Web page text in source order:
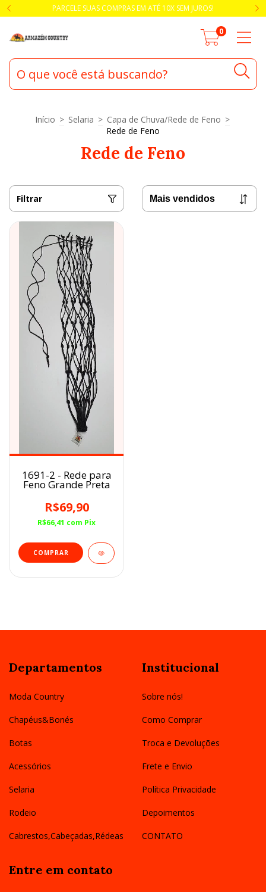
PARCELE SUAS COMPRAS EM ATÉ 10X SEM JUROS!
0
Início > Selaria > Capa de Chuva/Rede de Feno >
Rede de Feno
Rede de Feno
Filtrar
1691-2 - Rede para
Feno Grande Preta
R$69,90
R$66,41 com Pix
Departamentos
Moda Country
Chapéus&Bonés
Botas
Acessórios
Selaria
Rodeio
Cabrestos,Cabeçadas,Rédeas
Institucional
Sobre nós!
Como Comprar
Troca e Devoluções
Frete e Envio
Política Privacidade
Depoimentos
CONTATO
Entre em contato